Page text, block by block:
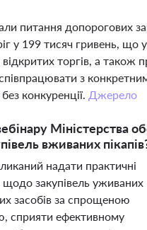
питання допорогових
у 199 тисяч гривень, що
торгів, а також
з
конкуренції. Джерело
Міністерства
вживаних
надати практичні
щодо закупівель уживаних
засобів за спрощеною
сприяти ефективному